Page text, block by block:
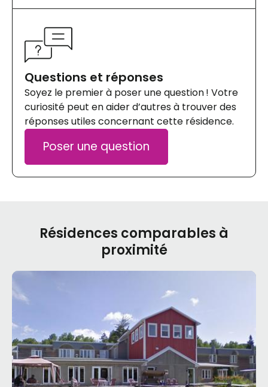
Questions et réponses
Soyez le premier à poser une question ! Votre
curiosité peut en aider d’autres à trouver des
réponses utiles concernant cette résidence.
Poser une question
Résidences comparables à
proximité